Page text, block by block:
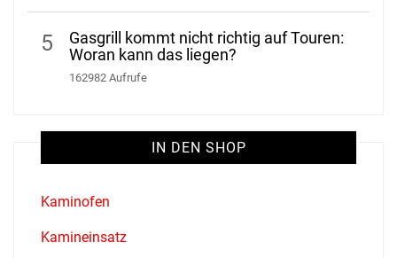
5
Gasgrill kommt nicht richtig auf Touren:
Woran kann das liegen?
162982 Aufrufe
IN DEN SHOP
Kaminofen
Kamineinsatz